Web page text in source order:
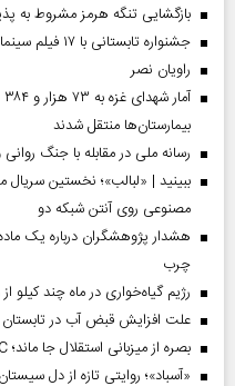
بازگشایی تنگه هرمز مشروط به
جشنواره تابستانی با ۱۷ فیلم سینمایی و انیمیشن روی آنتن تلویزیون
راویان نصر
بیمارستان‌ها منتقل شدند
رسانه ملی در مقابله با جنگ
ببینید | «لبالب»؛ نخستین
مصنوعی روی آنتن شبکه دو
هشدار پژوهشگران درباره یک
چرب
رژیم گیاه‌خواری در ماه چند کیلو
علت افزایش قبض آب در
بصره از میزبانی استقلال جا ماند؛ AFC با پیشنهاد آبی‌ها مخالفت کرد
«آسباد»؛ روایتی تازه از دل